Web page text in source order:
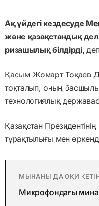
Ақ үйдегі кездесуде
және қазақстандық
ризашылық білдірді,
Қасым-Жомарт Тоқаев
тоқталып, оның
технологиялық
Қазақстан
тұрақтылығы мен
МЫНАНЫ ДА ОҚИ
Микрофондағы